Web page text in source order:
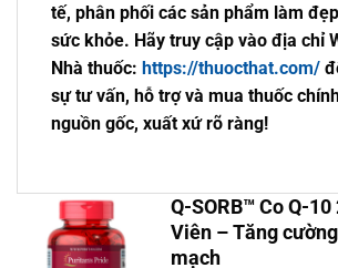
tế, phân phối các sản phẩm làm
sức khỏe. Hãy truy cập vào địa chỉ
Nhà thuốc: https://thuocthat.com/
sự tư vấn, hỗ trợ và mua thuốc
nguồn gốc, xuất xứ rõ ràng!
Q-SORB™ Co Q-
Viên – Tăng
mạch